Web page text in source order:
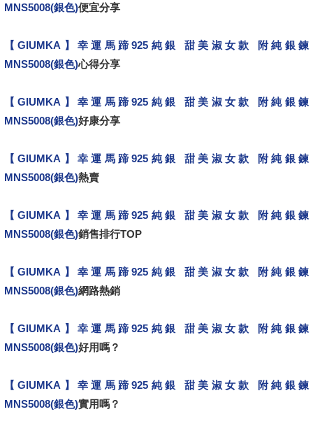
MNS5008(銀色)便宜分享
【GIUMKA】幸運馬蹄925純銀 甜美淑女款 附純銀鍊
MNS5008(銀色)心得分享
【GIUMKA】幸運馬蹄925純銀 甜美淑女款 附純銀鍊
MNS5008(銀色)好康分享
【GIUMKA】幸運馬蹄925純銀 甜美淑女款 附純銀鍊
MNS5008(銀色)熱賣
【GIUMKA】幸運馬蹄925純銀 甜美淑女款 附純銀鍊
MNS5008(銀色)銷售排行TOP
【GIUMKA】幸運馬蹄925純銀 甜美淑女款 附純銀鍊
MNS5008(銀色)網路熱銷
【GIUMKA】幸運馬蹄925純銀 甜美淑女款 附純銀鍊
MNS5008(銀色)好用嗎？
【GIUMKA】幸運馬蹄925純銀 甜美淑女款 附純銀鍊
MNS5008(銀色)實用嗎？